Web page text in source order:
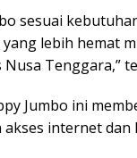
sesuai
lebih hemat
Tenggara,”
Jumbo ini
internet